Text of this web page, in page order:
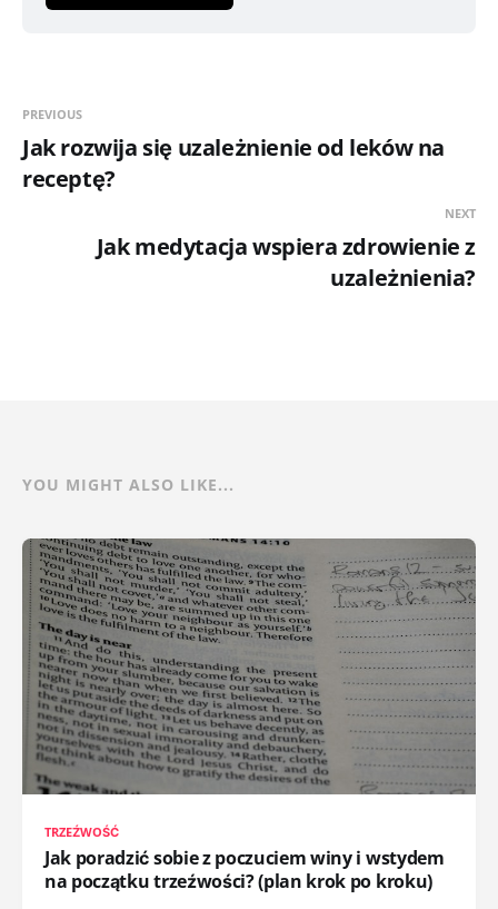
PREVIOUS
Jak rozwija się uzależnienie od leków na
receptę?
NEXT
Jak medytacja wspiera zdrowienie z
uzależnienia?
YOU MIGHT ALSO LIKE...
TRZEŹWOŚĆ
Jak poradzić sobie z poczuciem winy i wstydem
na początku trzeźwości? (plan krok po kroku)